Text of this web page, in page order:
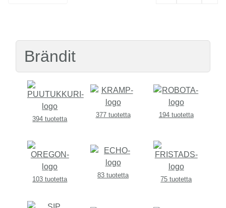
Brändit
394 tuotetta
377 tuotetta 194 tuotetta
103 tuotetta
83 tuotetta
75 tuotetta